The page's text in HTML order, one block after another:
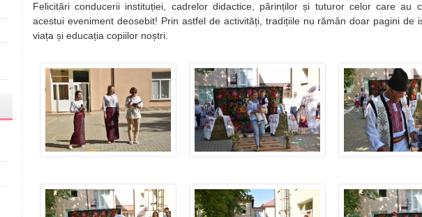
Felicitări conducerii instituției, cadrelor didactice, părinților și tuturor celor care au
acestui eveniment deosebit! Prin astfel de activități, tradițiile nu rămân doar pagini de
viața și educația copiilor noștri.